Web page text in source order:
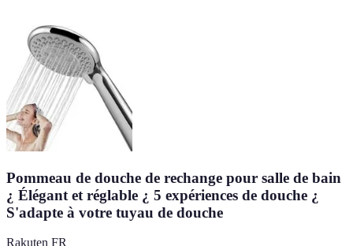
Pommeau de douche de rechange pour salle de bain
¿ Élégant et réglable ¿ 5 expériences de douche ¿
S'adapte à votre tuyau de douche
Rakuten FR